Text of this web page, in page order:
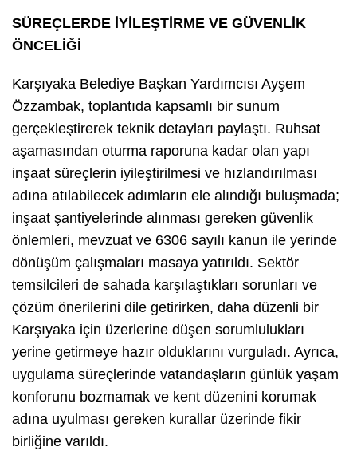
SÜREÇLERDE İYİLEŞTİRME VE GÜVENLİK
ÖNCELİĞİ
Karşıyaka Belediye Başkan Yardımcısı Ayşem
Özzambak, toplantıda kapsamlı bir sunum
gerçekleştirerek teknik detayları paylaştı. Ruhsat
aşamasından oturma raporuna kadar olan yapı
inşaat süreçlerin iyileştirilmesi ve hızlandırılması
adına atılabilecek adımların ele alındığı buluşmada;
inşaat şantiyelerinde alınması gereken güvenlik
önlemleri, mevzuat ve 6306 sayılı kanun ile yerinde
dönüşüm çalışmaları masaya yatırıldı. Sektör
temsilcileri de sahada karşılaştıkları sorunları ve
çözüm önerilerini dile getirirken, daha düzenli bir
Karşıyaka için üzerlerine düşen sorumlulukları
yerine getirmeye hazır olduklarını vurguladı. Ayrıca,
uygulama süreçlerinde vatandaşların günlük yaşam
konforunu bozmamak ve kent düzenini korumak
adına uyulması gereken kurallar üzerinde fikir
birliğine varıldı.